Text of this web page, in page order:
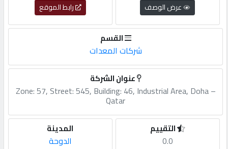
مطلوب
طلب
رابط الموقع عرض الوصف
القسم
شركات المعدات
عنوان الشركة
Zone: 57, Street: 545, Building: 46, Industrial Area, Doha –
Qatar
المدينة
الدوحة
التقييم
0.0